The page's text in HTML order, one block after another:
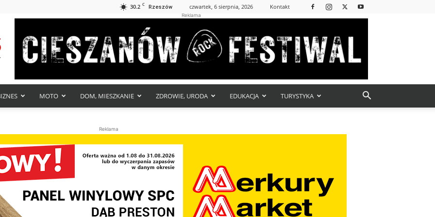
30.2 C Rzeszów czwartek, 6 sierpnia, 2026 Kontakt
Reklama
MOTO DOM, MIESZKANIE ZDROWIE, URODA EDUKACJA TURYSTYKA
Reklama